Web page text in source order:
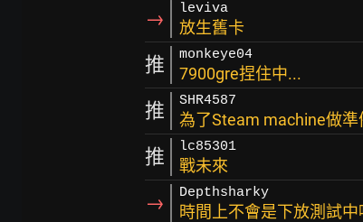
→ leviva
放生舊卡
推 monkeye04
7900gre捏住中...
推 SHR4587
為了Steam machine做準
推 lc85301
戰未來
→ Depthsharky
時間上不會是下放測試中